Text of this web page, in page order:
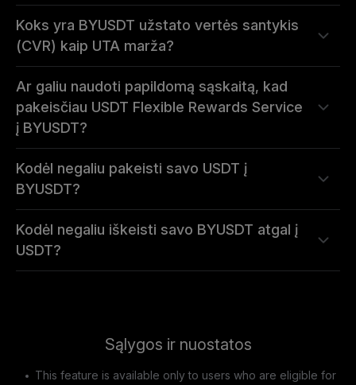
Koks yra BYUSDT užstato vertės santykis
(CVR) kaip UTA marža?
Ar galiu naudoti papildomą sąskaitą, kad
pakeisčiau USDT Flexible Rewards Service
į BYUSDT?
Kodėl negaliu pakeisti savo USDT į
BYUSDT?
Kodėl negaliu iškeisti savo BYUSDT atgal į
USDT?
Sąlygos ir nuostatos
This feature is available only to users who are eligible for